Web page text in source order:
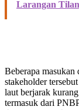
Larangan
Beberapa masukan
stakeholder
laut berjarak
termasuk dari